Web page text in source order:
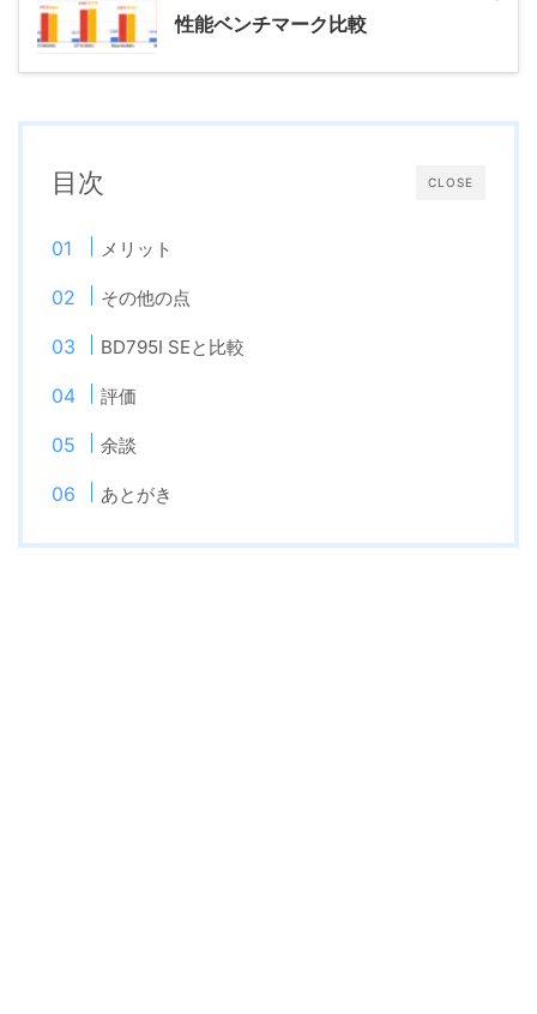
性能ベンチマーク比較
CLOSE
目次
メリット
その他の点
BD795I SEと比較
評価
余談
あとがき